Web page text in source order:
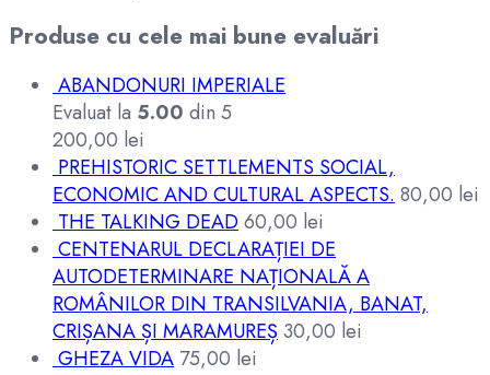
Produse cu cele mai bune evaluări
ABANDONURI IMPERIALE
Evaluat la 5.00 din 5
200,00 lei
PREHISTORIC SETTLEMENTS SOCIAL,
ECONOMIC AND CULTURAL ASPECTS. 80,00 lei
THE TALKING DEAD60,00 lei
CENTENARUL DECLARAȚIEI DE
AUTODETERMINARE NAȚIONALĂ A
ROMÂNILOR DIN TRANSILVANIA, BANAT,
CRIȘANA ȘI MARAMUREȘ 30,00 lei
GHEZA VIDA 75,00 lei